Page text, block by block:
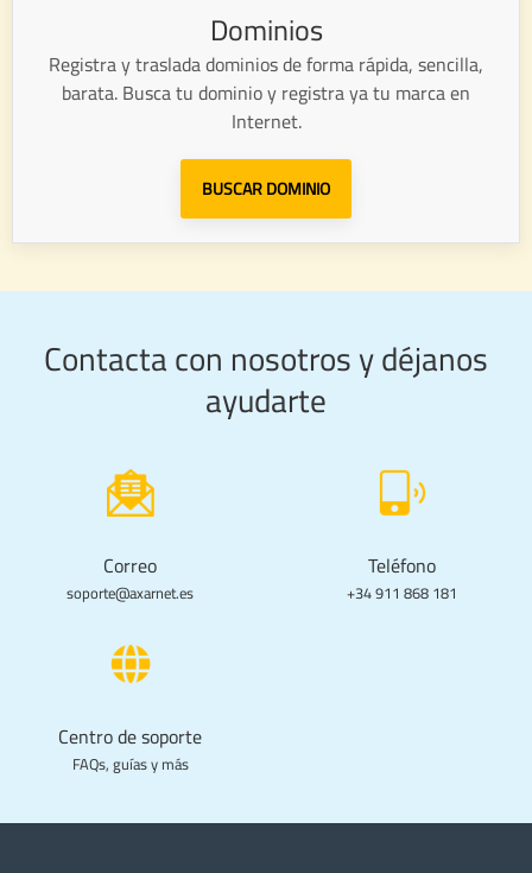
Dominios
Registra y traslada dominios de forma rápida, sencilla,
barata. Busca tu dominio y registra ya tu marca en
Internet.
BUSCAR DOMINIO
Contacta con nosotros y déjanos
ayudarte
Correo
soporte@axarnet.es
Teléfono
+34 911 868 181
Centro de soporte
FAQs, guías y más